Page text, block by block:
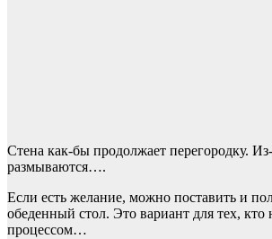
Стена как-бы продолжает перегородку.
размываются….
Если есть желание, можно поставить и
обеденный стол. Это вариант для тех, кто
процессом…